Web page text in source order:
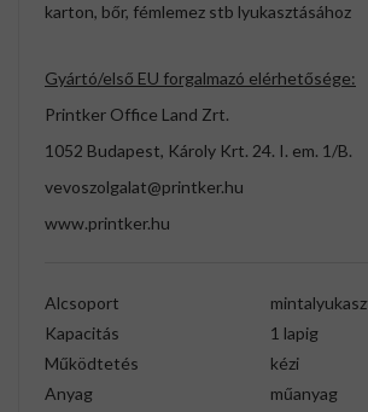
karton, bőr, fémlemez stb lyukasztásához
Gyártó/első EU forgalmazó elérhetősége:
Printker Office Land Zrt.
1052 Budapest, Károly Krt. 24. I. em. 1/B.
vevoszolgalat@printker.hu
www.printker.hu
Alcsoport
Kapacitás
1 lapig
Működtetés
kézi
Anyag
műanyag